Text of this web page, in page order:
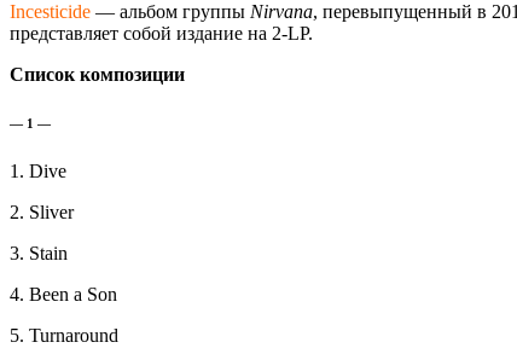
Incesticide — альбом группы Nirvana, перевыпущенный в
представляет собой издание на 2-LP.
Список композиции
— 1 —
1. Dive
2. Sliver
3. Stain
4. Been a Son
5. Turnaround